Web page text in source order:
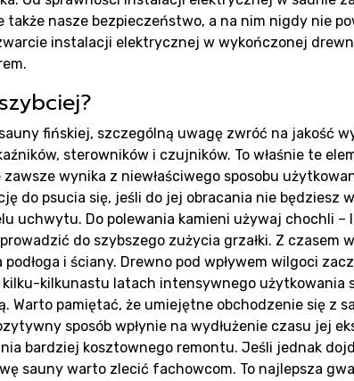
nasze bezpieczeństwo, a na nim nigdy nie
instalacji elektrycznej w wykończonej
fińskiej, szczególną uwagę zwróć na jakość
sterowników i czujników. To właśnie te
wynika z niewłaściwego sposobu
do psucia się, jeśli do jej obracania nie będziesz
uchwytu. Do polewania kamieni używaj chochli –
do szybszego zużycia grzałki. Z czasem
i ściany. Drewno pod wpływem wilgoci
kilkunastu latach intensywnego użytkowania
Warto pamiętać, że umiejętne obchodzenie się z
sposób wpłynie na wydłużenie czasu jej
bardziej kosztownego remontu. Jeśli jednak
sauny warto zlecić fachowcom. To najlepsza